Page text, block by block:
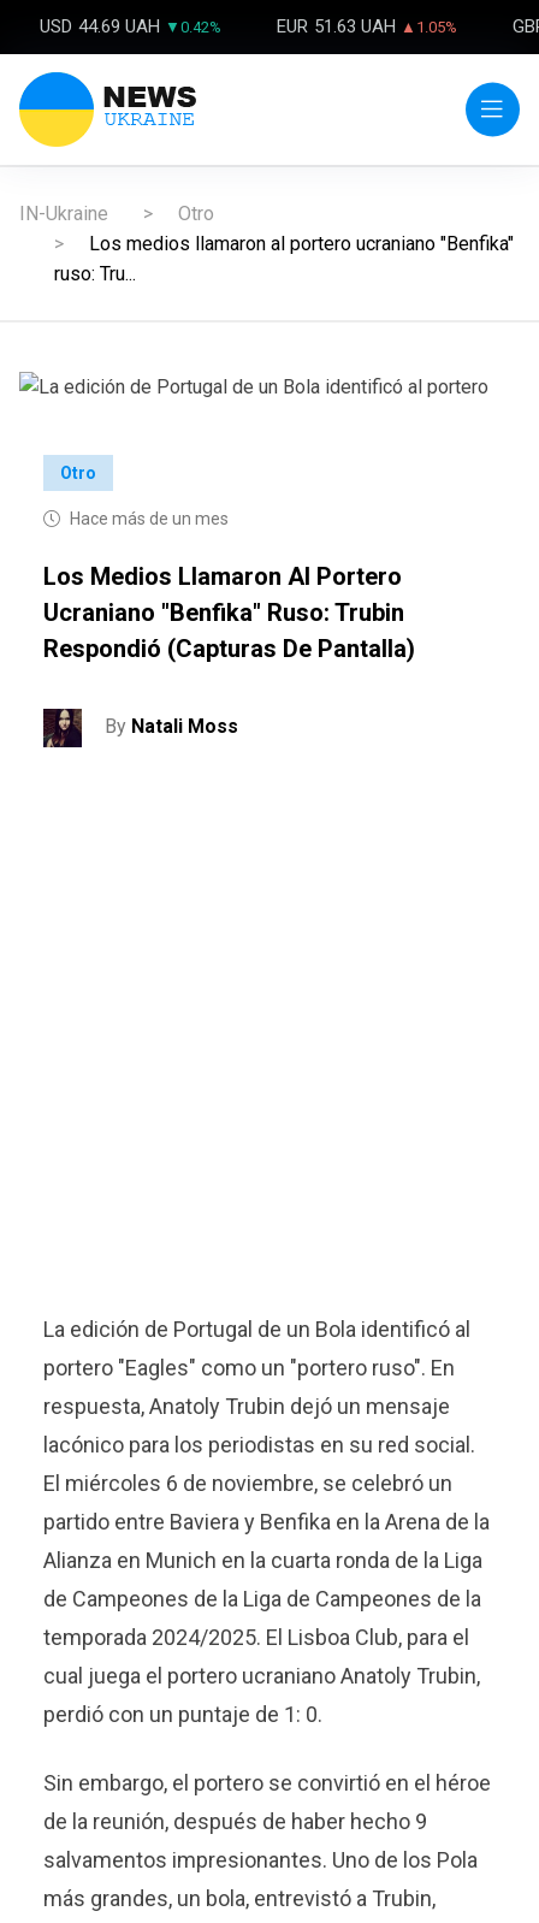
USD 44.69 UAH ▼0.42% EUR 51.63 UAH ▲1.05%
IN-Ukraine
Otro
Los medios llamaron al portero ucraniano "Benfika"
ruso: Tru...
Otro
Hace más de un mes
Los Medios Llamaron Al Portero
Ucraniano "Benfika" Ruso: Trubin
Respondió (capturas De Pantalla)
By Natali Moss
La edición de Portugal de un Bola identificó al
portero "Eagles" como un "portero ruso". En
respuesta, Anatoly Trubin dejó un mensaje
lacónico para los periodistas en su red social.
El miércoles 6 de noviembre, se celebró un
partido entre Baviera y Benfika en la Arena de la
Alianza en Munich en la cuarta ronda de la Liga
de Campeones de la Liga de Campeones de la
temporada 2024/2025. El Lisboa Club, para el
cual juega el portero ucraniano Anatoly Trubin,
perdió con un puntaje de 1: 0.
Sin embargo, el portero se convirtió en el héroe
de la reunión, después de haber hecho 9
salvamentos impresionantes. Uno de los Pola
más grandes, un bola, entrevistó a Trubin,